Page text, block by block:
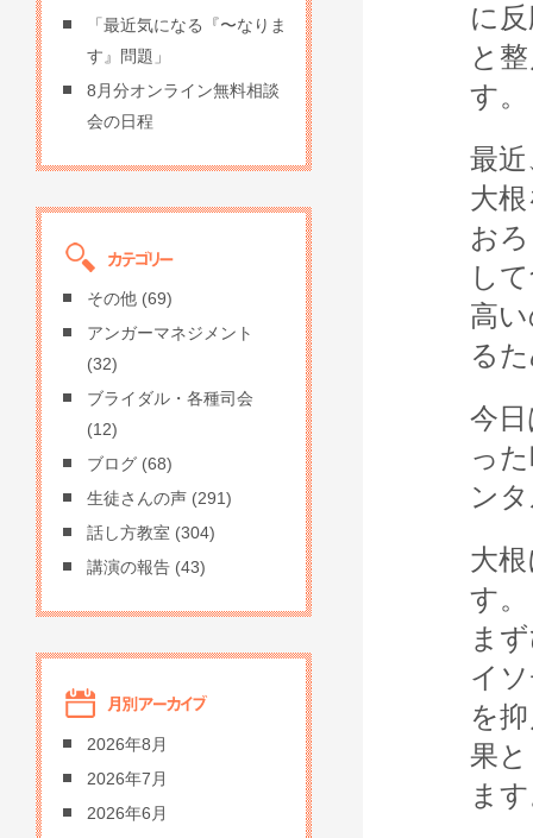
に
と
す。
最
大
お
し
高
る
今
っ
ン
大
ま
イ
を
果
ま
「最近気になる『〜なりま
す』問題」
8月分オンライン無料相談
会の日程
その他 (69)
アンガーマネジメント
(32)
ブライダル・各種司会
(12)
ブログ (68)
生徒さんの声 (291)
話し方教室 (304)
講演の報告 (43)
2026年8月
2026年7月
2026年6月